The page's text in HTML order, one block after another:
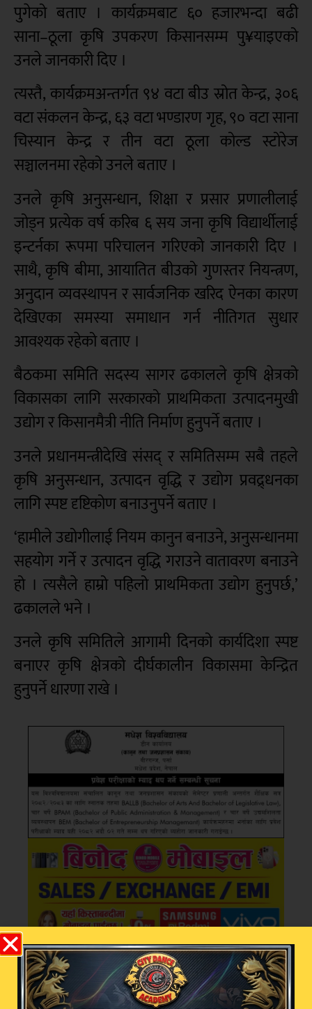
पुगेको बताए । कार्यक्रमबाट ६० हजारभन्दा बढी
साना–ठूला कृषि उपकरण किसानसम्म पु¥याइएको
उनले जानकारी दिए ।
त्यस्तै, कार्यक्रमअन्तर्गत ९४ वटा बीउ स्रोत केन्द्र, ३०६
वटा संकलन केन्द्र, ६३ वटा भण्डारण गृह, ९० वटा साना
चिस्यान केन्द्र र तीन वटा ठूला कोल्ड स्टोरेज
सञ्चालनमा रहेको उनले बताए ।
उनले कृषि अनुसन्धान, शिक्षा र प्रसार प्रणालीलाई
जोड्न प्रत्येक वर्ष करिब ६ सय जना कृषि विद्यार्थीलाई
इन्टर्नका रूपमा परिचालन गरिएको जानकारी दिए ।
साथै, कृषि बीमा, आयातित बीउको गुणस्तर नियन्त्रण,
अनुदान व्यवस्थापन र सार्वजनिक खरिद ऐनका कारण
देखिएका समस्या समाधान गर्न नीतिगत सुधार
आवश्यक रहेको बताए ।
बैठकमा समिति सदस्य सागर ढकालले कृषि क्षेत्रको
विकासका लागि सरकारको प्राथमिकता उत्पादनमुखी
उद्योग र किसानमैत्री नीति निर्माण हुनुपर्ने बताए ।
उनले प्रधानमन्त्रीदेखि संसद् र समितिसम्म सबै तहले
कृषि अनुसन्धान, उत्पादन वृद्धि र उद्योग प्रवद्र्धनका
लागि स्पष्ट दृष्टिकोण बनाउनुपर्ने बताए ।
‘हामीले उद्योगीलाई नियम कानुन बनाउने, अनुसन्धानमा
सहयोग गर्ने र उत्पादन वृद्धि गराउने वातावरण बनाउने
हो । त्यसैले हाम्रो पहिलो प्राथमिकता उद्योग हुनुपर्छ,’
ढकालले भने ।
उनले कृषि समितिले आगामी दिनको कार्यदिशा स्पष्ट
बनाएर कृषि क्षेत्रको दीर्घकालीन विकासमा केन्द्रित
हुनुपर्ने धारणा राखे ।
प्रतिक्रिया